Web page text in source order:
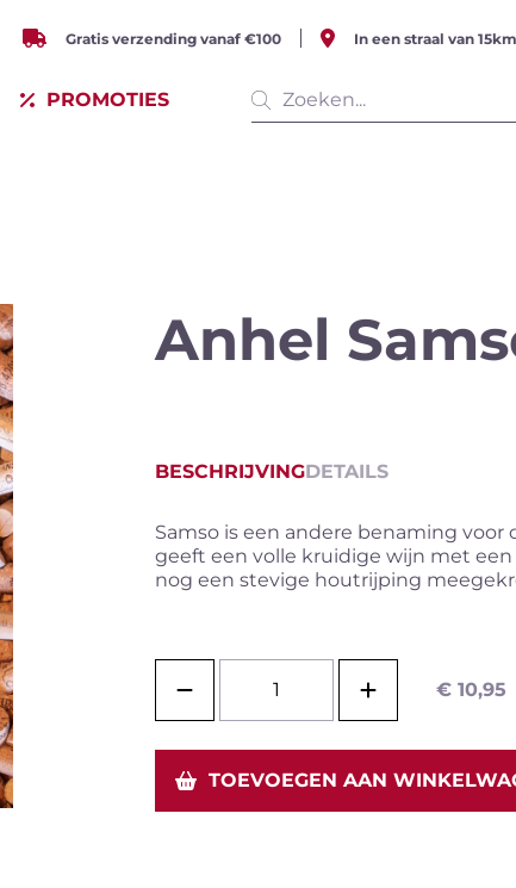
Gratis verzending vanaf €100 In een straal van
PROMOTIES
Mousserende
wijn
Witte wijn
Wijnpakketten
Anhel
BESCHRIJVINGDETAILS
Samso is een andere benaming voor
geeft een volle kruidige wijn met
nog een stevige houtrijping
€ 10,95
TOEVOEGEN AAN